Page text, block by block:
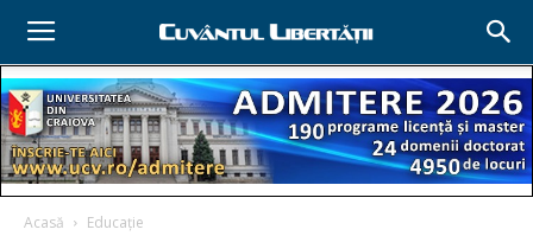
Acasă Educație